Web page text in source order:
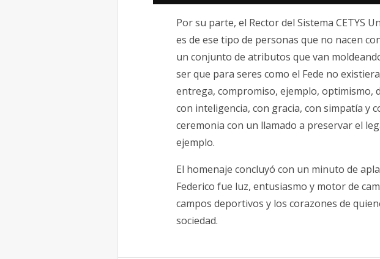
Por su parte, el Rector del Sistema CETYS
es de ese tipo de personas que no nacen
un conjunto de atributos que van
ser que para seres como el Fede no
entrega, compromiso, ejemplo, optimismo,
con inteligencia, con gracia, con simpatía y
ceremonia con un llamado a preservar el
ejemplo.
El homenaje concluyó con un minuto de
Federico fue luz, entusiasmo y motor de
campos deportivos y los corazones de
sociedad.